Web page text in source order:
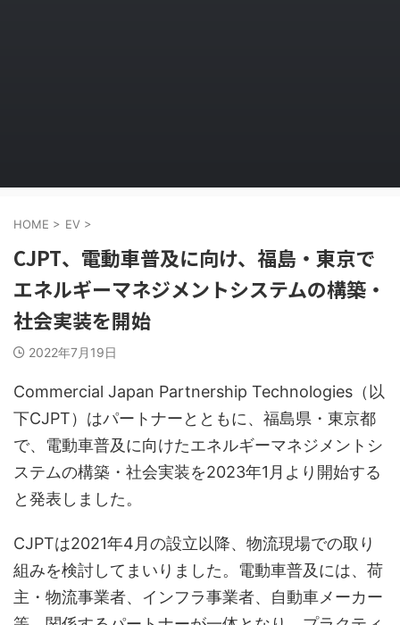
HOME > EV >
CJPT、電動車普及に向け、福島・東京で
エネルギーマネジメントシステムの構築・
社会実装を開始
2022年7月19日
Commercial Japan Partnership Technologies（以
下CJPT）はパートナーとともに、福島県・東京都
で、電動車普及に向けたエネルギーマネジメントシ
ステムの構築・社会実装を2023年1月より開始する
と発表しました。
CJPTは2021年4月の設立以降、物流現場での取り
組みを検討してまいりました。電動車普及には、荷
主・物流事業者、インフラ事業者、自動車メーカー